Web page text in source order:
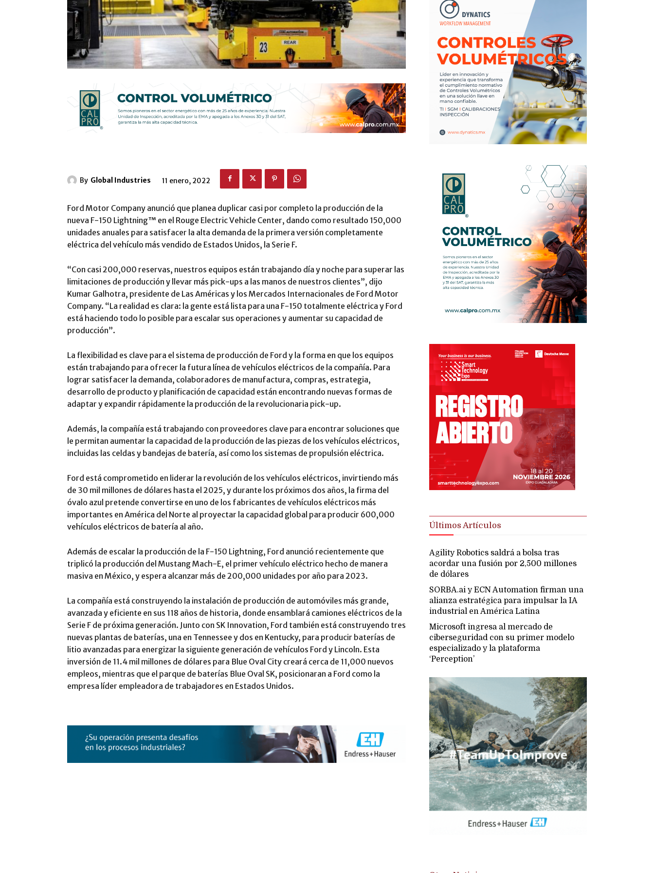
By Global Industries 11 enero, 2022
Ford Motor Company anunció que planea duplicar casi por completo la producción de la
nueva F-150 Lightning™ en el Rouge Electric Vehicle Center, dando como resultado 150,000
unidades anuales para satisfacer la alta demanda de la primera versión completamente
eléctrica del vehículo más vendido de Estados Unidos, la Serie F.
“Con casi 200,000 reservas, nuestros equipos están trabajando día y noche para superar las
limitaciones de producción y llevar más pick-ups a las manos de nuestros clientes”, dijo
Kumar Galhotra, presidente de Las Américas y los Mercados Internacionales de Ford Motor
Company. “La realidad es clara: la gente está lista para una F-150 totalmente eléctrica y Ford
está haciendo todo lo posible para escalar sus operaciones y aumentar su capacidad de
producción”.
La flexibilidad es clave para el sistema de producción de Ford y la forma en que los equipos
están trabajando para ofrecer la futura línea de vehículos eléctricos de la compañía. Para
lograr satisfacer la demanda, colaboradores de manufactura, compras, estrategia,
desarrollo de producto y planificación de capacidad están encontrando nuevas formas de
adaptar y expandir rápidamente la producción de la revolucionaria pick-up.
Además, la compañía está trabajando con proveedores clave para encontrar soluciones que
le permitan aumentar la capacidad de la producción de las piezas de los vehículos eléctricos,
incluidas las celdas y bandejas de batería, así como los sistemas de propulsión eléctrica.
Ford está comprometido en liderar la revolución de los vehículos eléctricos, invirtiendo más
de 30 mil millones de dólares hasta el 2025, y durante los próximos dos años, la firma del
óvalo azul pretende convertirse en uno de los fabricantes de vehículos eléctricos más
importantes en América del Norte al proyectar la capacidad global para producir 600,000
vehículos eléctricos de batería al año.
Además de escalar la producción de la F-150 Lightning, Ford anunció recientemente que
triplicó la producción del Mustang Mach-E, el primer vehículo eléctrico hecho de manera
masiva en México, y espera alcanzar más de 200,000 unidades por año para 2023.
La compañía está construyendo la instalación de producción de automóviles más grande,
avanzada y eficiente en sus 118 años de historia, donde ensamblará camiones eléctricos de la
Serie F de próxima generación. Junto con SK Innovation, Ford también está construyendo tres
nuevas plantas de baterías, una en Tennessee y dos en Kentucky, para producir baterías de
litio avanzadas para energizar la siguiente generación de vehículos Ford y Lincoln. Esta
inversión de 11.4 mil millones de dólares para Blue Oval City creará cerca de 11,000 nuevos
empleos, mientras que el parque de baterías Blue Oval SK, posicionaran a Ford como la
empresa líder empleadora de trabajadores en Estados Unidos.
Últimos Artículos
Agility Robotics saldrá a bolsa tras
acordar una fusión por 2,500 millones
de dólares
SORBA.ai y ECN Automation firman una
alianza estratégica para impulsar la IA
industrial en América Latina
Microsoft ingresa al mercado de
ciberseguridad con su primer modelo
especializado y la plataforma
‘Perception’